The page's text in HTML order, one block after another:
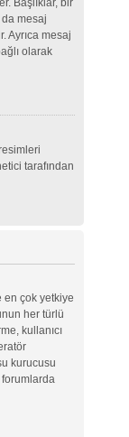
Başlıklar, bir
mesaj
Ayrıca mesaj
olarak
tarafından
çok yetkiye
her türlü
kullanıcı
kurucusu
forumlarda